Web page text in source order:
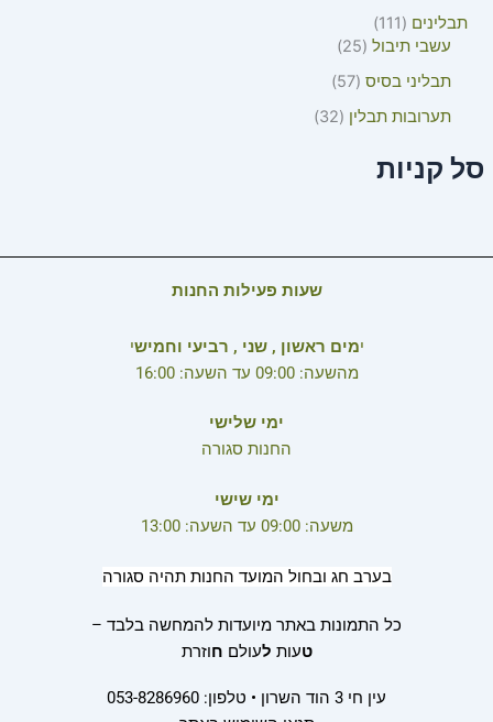
תבלינים
111
עשבי תיבול 25
תבליני בסיס 57
תערובות תבלין
32
סל קניות
שעות פעילות החנות
ימים ראשון , שני , רביעי וחמישי
מהשעה: 09:00 עד השעה: 16:00
ימי שלישי
החנות סגורה
ימי שישי
משעה: 09:00 עד השעה: 13:00
בערב חג ובחול המועד החנות תהיה סגורה
כל התמונות באתר מיועדות להמחשה בלבד –
טעות לעולם חוזרת
עין חי 3 הוד השרון • טלפון: 053-8286960